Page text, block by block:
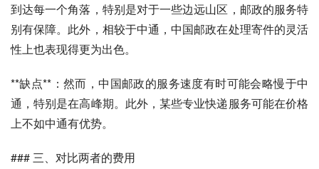
到达每一个角落，特别是对于一些边远山区，邮政的服务特
别有保障。此外，相较于中通，中国邮政在处理寄件的灵活
性上也表现得更为出色。
**缺点**：然而，中国邮政的服务速度有时可能会略慢于中
通，特别是在高峰期。此外，某些专业快递服务可能在价格
上不如中通有优势。
### 三、对比两者的费用